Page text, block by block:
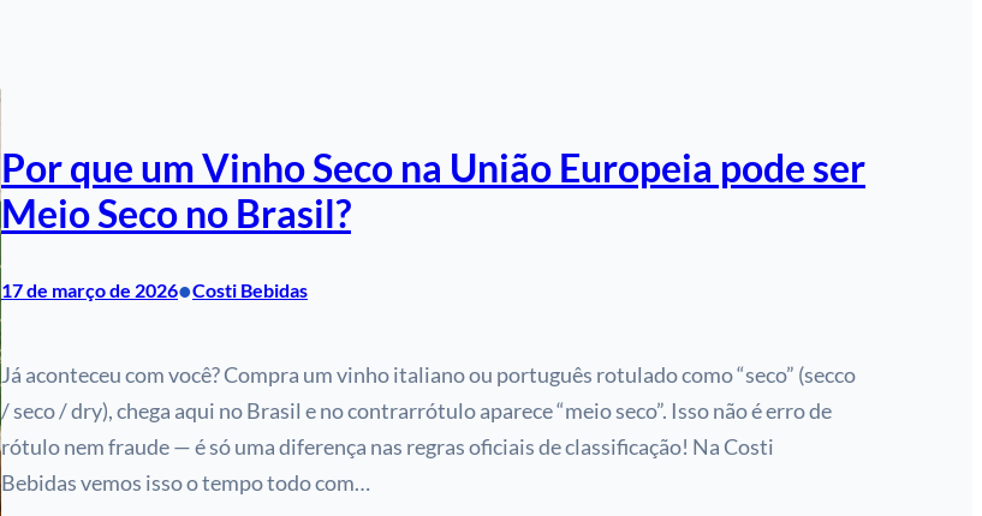
Por que um Vinho Seco na União Europeia pode ser
Meio Seco no Brasil?
17 de março de 2026•Costi Bebidas
Já aconteceu com você? Compra um vinho italiano ou português rotulado como “seco” (secco
/ seco / dry), chega aqui no Brasil e no contrarrótulo aparece “meio seco”. Isso não é erro de
rótulo nem fraude — é só uma diferença nas regras oficiais de classificação! Na Costi
Bebidas vemos isso o tempo todo com…